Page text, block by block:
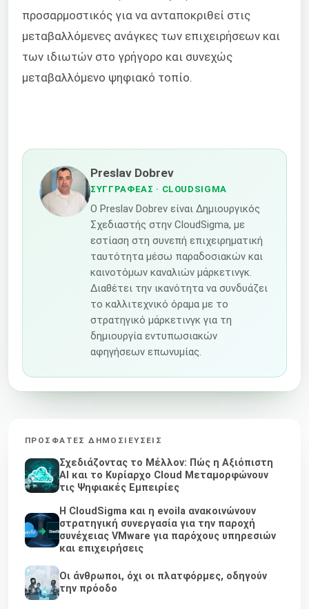
προσαρμοστικός για να ανταποκριθεί στις
μεταβαλλόμενες ανάγκες των επιχειρήσεων και
των ιδιωτών στο γρήγορο και συνεχώς
μεταβαλλόμενο ψηφιακό τοπίο.
Preslav Dobrev
ΣΥΓΓΡΑΦΈΑΣ · CLOUDSIGMA
Ο Preslav Dobrev είναι Δημιουργικός
Σχεδιαστής στην CloudSigma, με
εστίαση στη συνεπή επιχειρηματική
ταυτότητα μέσω παραδοσιακών και
καινοτόμων καναλιών μάρκετινγκ.
Διαθέτει την ικανότητα να συνδυάζει
το καλλιτεχνικό όραμα με το
στρατηγικό μάρκετινγκ για τη
δημιουργία εντυπωσιακών
αφηγήσεων επωνυμίας.
ΠΡΌΣΦΑΤΕΣ ΔΗΜΟΣΙΕΎΣΕΙΣ
Σχεδιάζοντας το Μέλλον: Πώς η Αξιόπιστη
AI και το Κυρίαρχο Cloud Μεταμορφώνουν
τις Ψηφιακές Εμπειρίες
Η CloudSigma και η evoila ανακοινώνουν
στρατηγική συνεργασία για την παροχή
συνέχειας VMware για παρόχους υπηρεσιών
και επιχειρήσεις
Οι άνθρωποι, όχι οι πλατφόρμες, οδηγούν
την πρόοδο